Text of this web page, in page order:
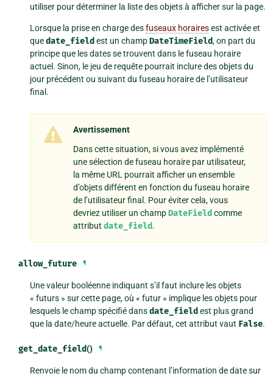
utiliser pour déterminer la liste des objets à afficher sur la page.
Lorsque la prise en charge desfuseaux horairesest activée et
quedate_field est un champDateTimeField, on part du
principe que les dates se trouvent dans le fuseau horaire
actuel. Sinon, le jeu de requête pourrait inclure des objets du
jour précédent ou suivant du fuseau horaire de l’utilisateur
final.
Avertissement
Dans cette situation, si vous avez implémenté
une sélection de fuseau horaire par utilisateur,
la même URL pourrait afficher un ensemble
d’objets différent en fonction du fuseau horaire
de l’utilisateur final. Pour éviter cela, vous
devriez utiliser un champDateField comme
attributdate_field.
allow_future ¶
Une valeur booléenne indiquant s’il faut inclure les objets
« futurs » sur cette page, où « futur » implique les objets pour
lesquels le champ spécifié dansdate_field est plus grand
que la date/heure actuelle. Par défaut, cet attribut vaut False.
get_date_field() ¶
Renvoie le nom du champ contenant l’information de date sur